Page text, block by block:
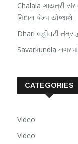
Chalala ગાયત્રી
નિદાન કેમ્પ યોજાશે
Dhari વહીવટી તંત્ર
Savarkundla
CATEGORIES
Video
Video